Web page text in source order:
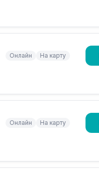
Онлайн На карту
Онлайн На карту